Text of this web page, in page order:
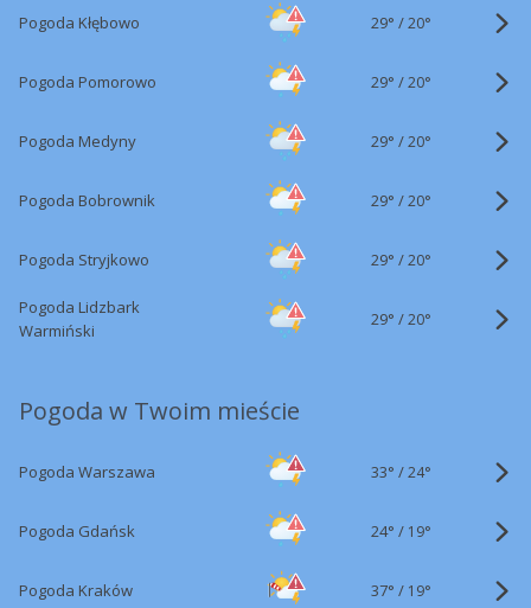
Pogoda Kłębowo 29° /20°
Pogoda Pomorowo 29° /20°
Pogoda Medyny 29° /20°
Pogoda Bobrownik 29° /20°
Pogoda Stryjkowo 29° /20°
Pogoda Lidzbark
Warmiński
29° /20°
Pogoda w Twoim mieście
Pogoda Warszawa 33° /24°
Pogoda Gdańsk 24° / 19°
Pogoda Kraków 37° / 19°